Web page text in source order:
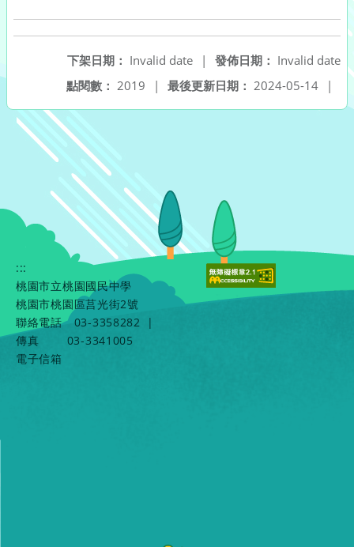
發佈日期： Invalid date
下架日期： Invalid date
|
最後更新日期： 2024-05-14 |
點閱數： 2019 |
:::
桃園市立桃園國民中學
桃園市桃園區莒光街2號
聯絡電話
03-3358282
|
傳真
03-3341005
電子信箱